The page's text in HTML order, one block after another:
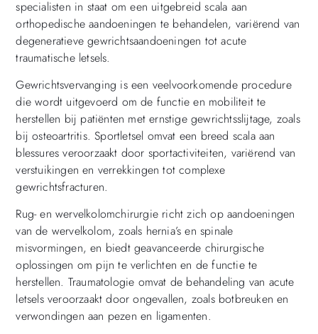
specialisten in staat om een uitgebreid scala aan
orthopedische aandoeningen te behandelen, variërend van
degeneratieve gewrichtsaandoeningen tot acute
traumatische letsels.
Gewrichtsvervanging is een veelvoorkomende procedure
die wordt uitgevoerd om de functie en mobiliteit te
herstellen bij patiënten met ernstige gewrichtsslijtage, zoals
bij osteoartritis. Sportletsel omvat een breed scala aan
blessures veroorzaakt door sportactiviteiten, variërend van
verstuikingen en verrekkingen tot complexe
gewrichtsfracturen.
Rug- en wervelkolomchirurgie richt zich op aandoeningen
van de wervelkolom, zoals hernia’s en spinale
misvormingen, en biedt geavanceerde chirurgische
oplossingen om pijn te verlichten en de functie te
herstellen. Traumatologie omvat de behandeling van acute
letsels veroorzaakt door ongevallen, zoals botbreuken en
verwondingen aan pezen en ligamenten.